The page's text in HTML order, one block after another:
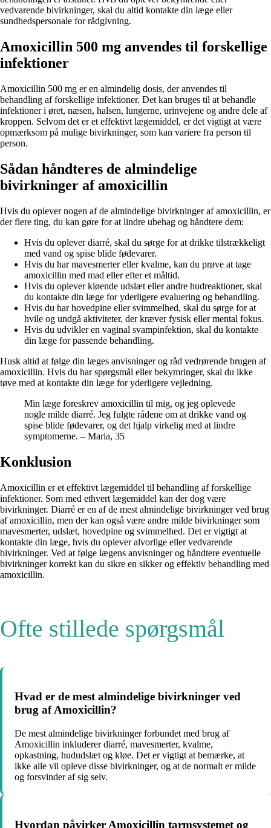
vedvarende bivirkninger, skal du altid kontakte din læge eller
sundhedspersonale for rådgivning.
Amoxicillin 500 mg anvendes til forskellige
infektioner
Amoxicillin 500 mg er en almindelig dosis, der anvendes til
behandling af forskellige infektioner. Det kan bruges til at behandle
infektioner i øret, næsen, halsen, lungerne, urinvejene og andre dele af
kroppen. Selvom det er et effektivt lægemiddel, er det vigtigt at være
opmærksom på mulige bivirkninger, som kan variere fra person til
person.
Sådan håndteres de almindelige
bivirkninger af amoxicillin
Hvis du oplever nogen af de almindelige bivirkninger af amoxicillin, er
der flere ting, du kan gøre for at lindre ubehag og håndtere dem:
Hvis du oplever diarré, skal du sørge for at drikke tilstrækkeligt
med vand og spise blide fødevarer.
Hvis du har mavesmerter eller kvalme, kan du prøve at tage
amoxicillin med mad eller efter et måltid.
Hvis du oplever kløende udslæt eller andre hudreaktioner, skal
du kontakte din læge for yderligere evaluering og behandling.
Hvis du har hovedpine eller svimmelhed, skal du sørge for at
hvile og undgå aktiviteter, der kræver fysisk eller mental fokus.
Hvis du udvikler en vaginal svampinfektion, skal du kontakte
din læge for passende behandling.
Husk altid at følge din læges anvisninger og råd vedrørende brugen af
amoxicillin. Hvis du har spørgsmål eller bekymringer, skal du ikke
tøve med at kontakte din læge for yderligere vejledning.
Min læge foreskrev amoxicillin til mig, og jeg oplevede
nogle milde diarré. Jeg fulgte rådene om at drikke vand og
spise blide fødevarer, og det hjalp virkelig med at lindre
symptomerne. – Maria, 35
Konklusion
Amoxicillin er et effektivt lægemiddel til behandling af forskellige
infektioner. Som med ethvert lægemiddel kan der dog være
bivirkninger. Diarré er en af de mest almindelige bivirkninger ved brug
af amoxicillin, men der kan også være andre milde bivirkninger som
mavesmerter, udslæt, hovedpine og svimmelhed. Det er vigtigt at
kontakte din læge, hvis du oplever alvorlige eller vedvarende
bivirkninger. Ved at følge lægens anvisninger og håndtere eventuelle
bivirkninger korrekt kan du sikre en sikker og effektiv behandling med
amoxicillin.
Ofte stillede spørgsmål
Hvad er de mest almindelige bivirkninger ved
brug af Amoxicillin?
De mest almindelige bivirkninger forbundet med brug af
Amoxicillin inkluderer diarré, mavesmerter, kvalme,
opkastning, hududslæt og kløe. Det er vigtigt at bemærke, at
ikke alle vil opleve disse bivirkninger, og at de normalt er milde
og forsvinder af sig selv.
Hvordan påvirker Amoxicillin tarmsystemet og